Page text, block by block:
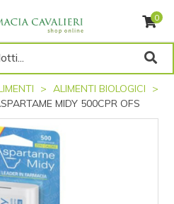
0
ALIMENTI BIOLOGICI
MIDY 500CPR OFS